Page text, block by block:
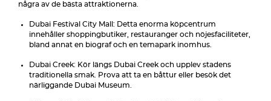
några av de bästa attraktionerna.
Dubai Festival City Mall: Detta enorma köpcentrum
innehåller shoppingbutiker, restauranger och nöjesfaciliteter,
bland annat en biograf och en temapark inomhus.
Dubai Creek: Kör längs Dubai Creek och upplev stadens
traditionella smak. Prova att ta en båttur eller besök det
närliggande Dubai Museum.